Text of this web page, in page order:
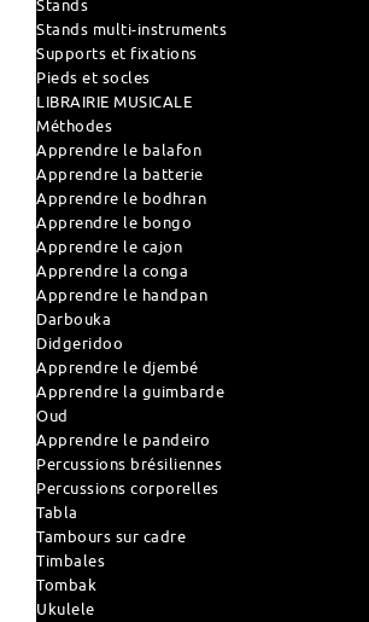
Stands
Stands multi-instruments
Supports et fixations
Pieds et socles
LIBRAIRIE MUSICALE
Méthodes
Apprendre le balafon
Apprendre la batterie
Apprendre le bodhran
Apprendre le bongo
Apprendre le cajon
Apprendre la conga
Apprendre le handpan
Darbouka
Didgeridoo
Apprendre le djembé
Apprendre la guimbarde
Oud
Apprendre le pandeiro
Percussions brésiliennes
Percussions corporelles
Tabla
Tambours sur cadre
Timbales
Tombak
Ukulele